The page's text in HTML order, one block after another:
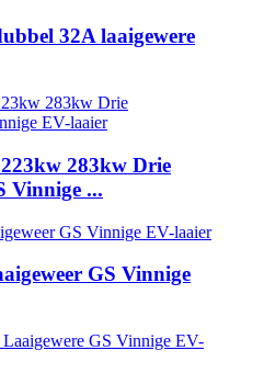
32A laaigewere
283kw Drie
Vinnige ...
GS Vinnige